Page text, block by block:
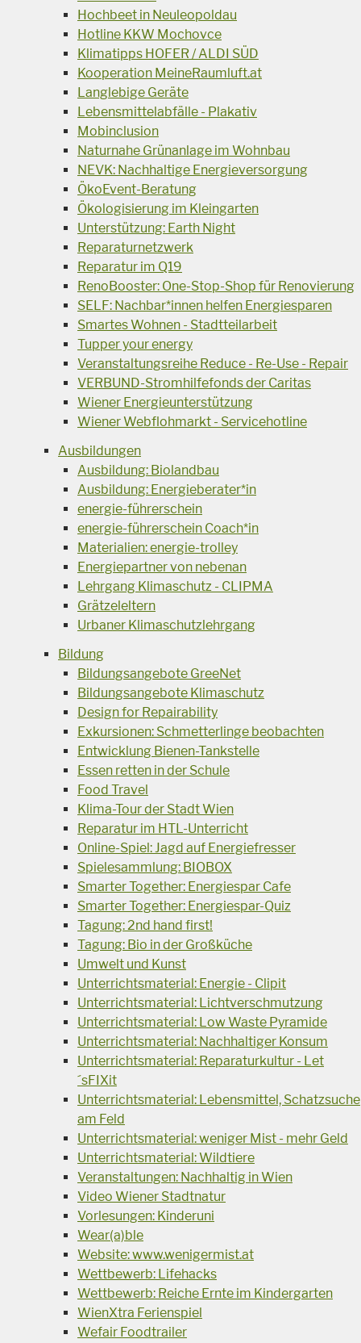
Hochbeet in Neuleopoldau
Hotline KKW Mochovce
Klimatipps HOFER / ALDI SÜD
Kooperation MeineRaumluft.at
Langlebige Geräte
Lebensmittelabfälle - Plakativ
Mobinclusion
Naturnahe Grünanlage im Wohnbau
NEVK: Nachhaltige Energieversorgung
ÖkoEvent-Beratung
Ökologisierung im Kleingarten
Unterstützung: Earth Night
Reparaturnetzwerk
Reparatur im Q19
RenoBooster: One-Stop-Shop für Renovierung
SELF: Nachbar*innen helfen Energiesparen
Smartes Wohnen - Stadtteilarbeit
Tupper your energy
Veranstaltungsreihe Reduce - Re-Use - Repair
VERBUND-Stromhilfefonds der Caritas
Wiener Energieunterstützung
Wiener Webflohmarkt - Servicehotline
Ausbildungen
Ausbildung: Biolandbau
Ausbildung: Energieberater*in
energie-führerschein
energie-führerschein Coach*in
Materialien: energie-trolley
Energiepartner von nebenan
Lehrgang Klimaschutz - CLIPMA
Grätzeleltern
Urbaner Klimaschutzlehrgang
Bildung
Bildungsangebote GreeNet
Bildungsangebote Klimaschutz
Design for Repairability
Exkursionen: Schmetterlinge beobachten
Entwicklung Bienen-Tankstelle
Essen retten in der Schule
Food Travel
Klima-Tour der Stadt Wien
Reparatur im HTL-Unterricht
Online-Spiel: Jagd auf Energiefresser
Spielesammlung: BIOBOX
Smarter Together: Energiespar Cafe
Smarter Together: Energiespar-Quiz
Tagung: 2nd hand first!
Tagung: Bio in der Großküche
Umwelt und Kunst
Unterrichtsmaterial: Energie - Clipit
Unterrichtsmaterial: Lichtverschmutzung
Unterrichtsmaterial: Low Waste Pyramide
Unterrichtsmaterial: Nachhaltiger Konsum
Unterrichtsmaterial: Reparaturkultur - Let
´sFIXit
Unterrichtsmaterial: Lebensmittel, Schatzsuche
am Feld
Unterrichtsmaterial: weniger Mist - mehr Geld
Unterrichtsmaterial: Wildtiere
Veranstaltungen: Nachhaltig in Wien
Video Wiener Stadtnatur
Vorlesungen: Kinderuni
Wear(a)ble
Website: www.wenigermist.at
Wettbewerb: Lifehacks
Wettbewerb: Reiche Ernte im Kindergarten
WienXtra Ferienspiel
Wefair Foodtrailer